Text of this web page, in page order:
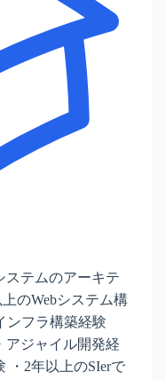
ステムのアーキテ
のWebシステム構
ンフラ構築経験
アジャイル開発経
・2年以上のSIerで